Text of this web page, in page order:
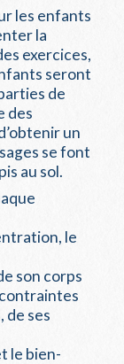
les enfants
la
exercices,
seront
de
des
un
se font
au sol.
le
son corps
de ses
le bien-